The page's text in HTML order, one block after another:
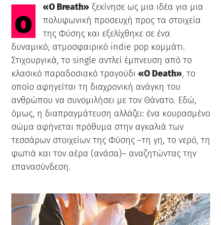
ο «O Breath» ξεκίνησε ως μια ιδέα για μια
πολυφωνική προσευχή προς τα στοιχεία
της Φύσης και εξελίχθηκε σε ένα
δυναμικό, ατμοσφαιρικό indie pop κομμάτι.
Στιχουργικά, το single αντλεί έμπνευση από το
κλασικό παραδοσιακό τραγούδι «O Death», το
οποίο αφηγείται τη διαχρονική ανάγκη του
ανθρώπου να συνομιλήσει με τον Θάνατο. Εδώ,
όμως, η διαπραγμάτευση αλλάζει: ένα κουρασμένο
σώμα αφήνεται πρόθυμα στην αγκαλιά των
τεσσάρων στοιχείων της Φύσης –τη γη, το νερό, τη
φωτιά και τον αέρα (ανάσα)– αναζητώντας την
επανασύνδεση.